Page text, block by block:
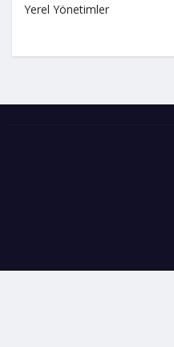
Yerel Yönetimler